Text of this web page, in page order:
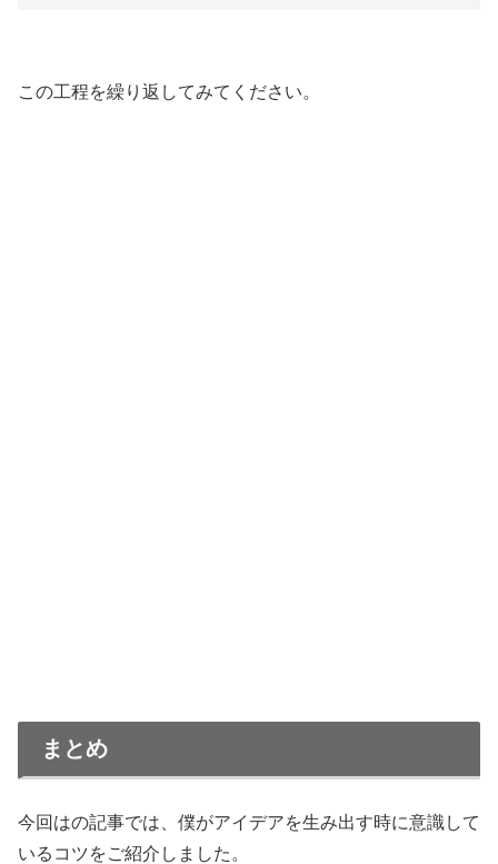
この工程を繰り返してみてください。
まとめ
今回はの記事では、僕がアイデアを生み出す時に意識して
いるコツをご紹介しました。